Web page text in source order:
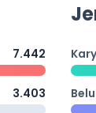
7.442
3.403